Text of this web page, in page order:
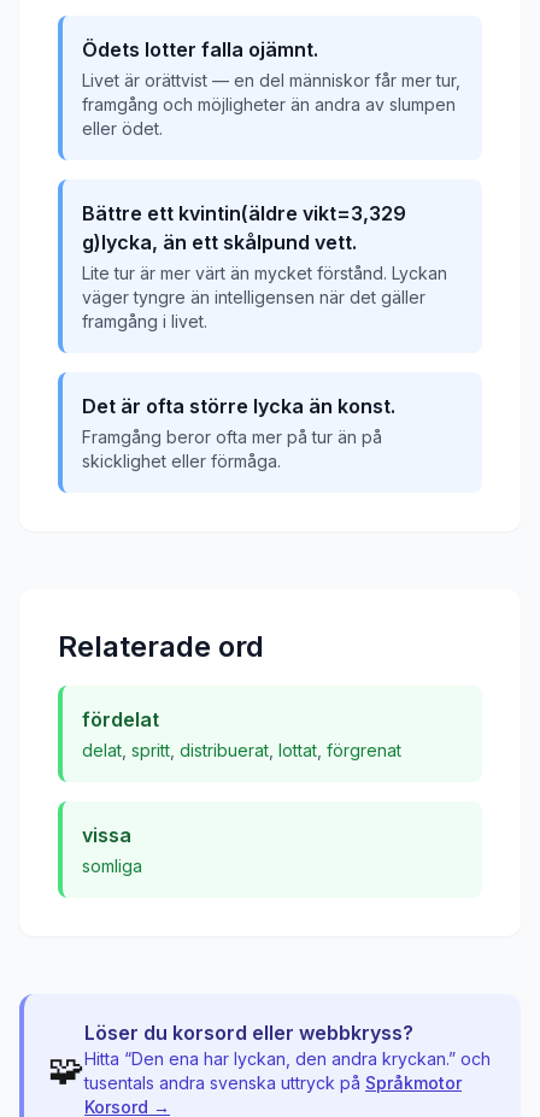
Ödets lotter falla ojämnt.
Livet är orättvist — en del människor får mer tur,
framgång och möjligheter än andra av slumpen
eller ödet.
Bättre ett kvintin(äldre vikt=3,329
g)lycka, än ett skålpund vett.
Lite tur är mer värt än mycket förstånd. Lyckan
väger tyngre än intelligensen när det gäller
framgång i livet.
Det är ofta större lycka än konst.
Framgång beror ofta mer på tur än på
skicklighet eller förmåga.
Relaterade ord
fördelat
delat spritt distribuerat lottat förgrenat
vissa
somliga
🧩
Löser du korsord eller webbkryss?
Hitta “Den ena har lyckan, den andra kryckan.” och
tusentals andra svenska uttryck på Språkmotor
Korsord →